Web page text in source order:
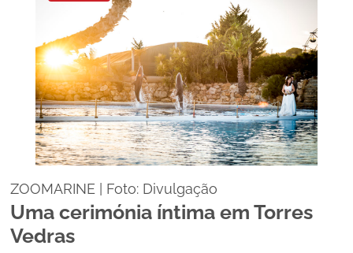
ZOOMARINE | Foto: Divulgação
Uma cerimónia íntima em Torres
Vedras